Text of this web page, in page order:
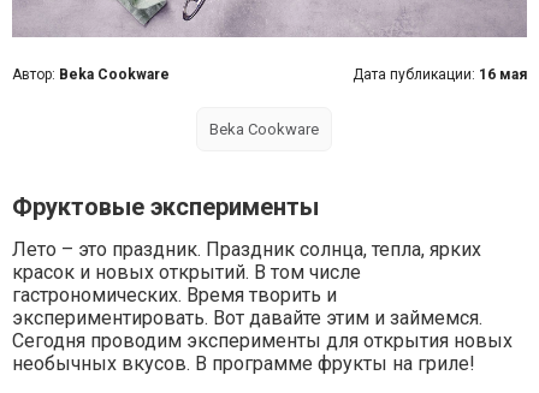
Фруктовые эксперименты
Лето – это праздник. Праздник солнца, тепла, ярких
красок и новых открытий. В том числе
гастрономических. Время творить и
экспериментировать. Вот давайте этим и займемся.
Сегодня проводим эксперименты для открытия новых
необычных вкусов. В программе фрукты на гриле!
Автор: Beka Cookware Дата публикации: 16 мая
Beka Cookware